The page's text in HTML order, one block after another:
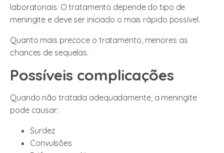
laboratoriais. O tratamento depende do tipo de
meningite e deve ser iniciado o mais rápido possível.
Quanto mais precoce o tratamento, menores as
chances de sequelas.
Possíveis complicações
Quando não tratada adequadamente, a meningite
pode causar:
Surdez
Convulsões